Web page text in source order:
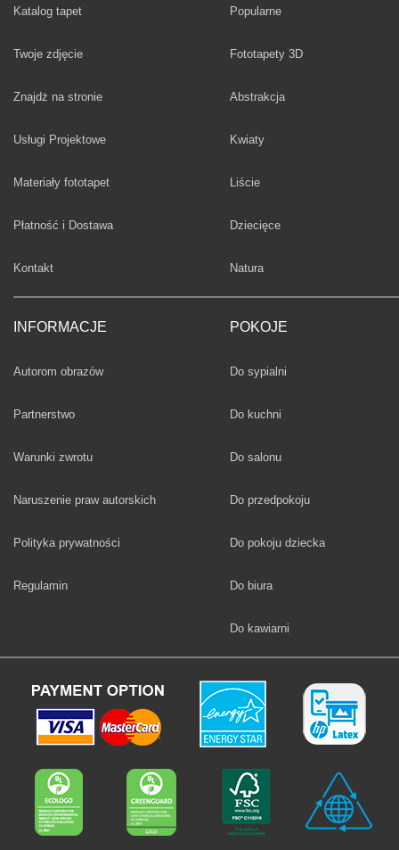
Katalog tapet
Twoje zdjęcie
Znajdż na stronie
Usługi Projektowe
Materiały fototapet
Płatność i Dostawa
Kontakt
INFORMACJE
Autorom obrazów
Partnerstwo
Warunki zwrotu
Naruszenie praw autorskich
Polityka prywatności
Regulamin
Fototapety
Popularne
Fototapety 3D
Fototapety
Abstrakcja
Fototapety
Kwiaty
Fototapety
Liście
Fototapety
Dziecięce
Fototapety
Natura
POKOJE
Fototapety
Do sypialni
Fototapety
Do kuchni
Fototapety
Do salonu
Fototapety
Do przedpokoju
Fototapety
Do pokoju dziecka
Fototapety
Do biura
Fototapety
Do kawiarni